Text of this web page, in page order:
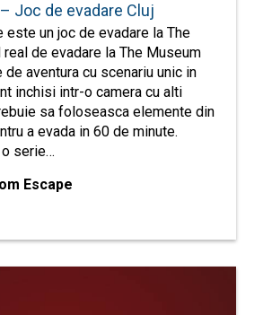
Joc de evadare Cluj
este un joc de evadare la The
real de evadare la The Museum
aventura cu scenariu unic in
inchisi intr-o camera cu alti
sa foloseasca elemente din
a evada in 60 de minute.
o serie…
Escape